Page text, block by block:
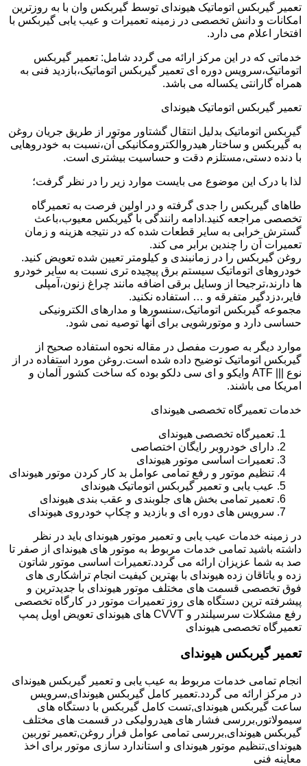
تعمیر گیربکس اتوماتیک هیوندای توسط گیربکس وان با به روزترین
امکانات و دانش تخصصی در زمینه تعمیرات و عیب یابی گیربکس با
افتخار اعلام می دارد.
خدماتی که در این مرکز ارائه می گردد شامل: تعمیر گیربکس
اتوماتیک،سرویس دوره ای تعمیر گیربکس اتوماتیک،بازدید فنی به
همراه گارانتی یکساله می باشد.
تعمیر گیربکس اتوماتیک هیوندای
گیربکس اتوماتیک بدلیل انتقال گشتاور موتور از طریق جریان روغن
به گیربکس و ساختار هیدروالکترومکانیکی آن،نسبت به خودروهایی
با دنده دستی،مستلزم دقت و حساسیت بیشتری است.
لذا با درک این موضوع می بایست موارد زیر را در نظر گرفت؛
طاهای گیربکس را جدی گرفته و در اولین فرصت به تعمیرگاه
تخصصی مراجعه کنید.ادامه رانندگی با گیربکس معیوب،باعث
گسترش خرابی به سایر قطعات شده که در نتیجه هزینه و زمان
تعمیرات آن را چندین برابر می کند.
روغن گیربکس را در زمانبندی و کیلومتر تعیین شده تعویض کنید.
خودروهای اتوماتیک سیستم برق پیچیده تری نسبت به سایر خودرو
ها دارند،ترجیحا از وسایل برقی اضافه مانند چراغ زنون،آمپلی
فایر،دزدگیر متفرقه و … استفاده نکنید.
مجموعه گیربکس اتوماتیک،سنسورها و مدارهای الکترونیکی
حساسی دارد و موتورشویی برای آنها توصیه نمی شود.
موارد دیگر به صورت مفصل در مقاله نحوه استفاده صحیح از
گیربکس اتوماتیک توضیح داده شده است.روغن مورد استفاده در از
نوع ||| ATF وایکو و ای سی دلکو بوده که ساخت کشور آلمان و
امریکا می باشند.
خدمات تعمیرگاه تخصصی هیوندای
تعمیرگاه تخصصی هیوندای
دارای خودروبر رایگان اختصاصی
تعمیرات اساسی موتور هیوندای
تنظیم موتور و رفع تمامی عوامل بد کار کردن موتور هیوندای
عیب یابی و تعمیر گیربکس اتوماتیک هیوندای
تعمیر تمامی بخش های جلوبندی و عقب بندی هیوندای
سرویس های دوره ای و بازدید و چکاپ خودروی هیوندای
در زمینه خدمات عیب یابی و تعمیر موتور هیوندای باید در نظر
داشته باشید تمامی خدمات مربوط به موتور های هیوندای از صفر تا
صد به شما عزیزان ارائه می گردد.تعمیرات اساسی موتور شاتون
زده و یاتاقان زده هیوندای با بهترین کیفیت انجام تراشکاری های
فوق تخصصی قسمت های مختلف موتور هیوندای با جدیدترین و
پیشرفته ترین دستگاه های روز تعمیرات موتور در کارگاه تخصصی
رفع مشکلات سرسیلندر و CVVT های هیوندای تعویض اویل پمپ
تعمیرگاه تخصصی هیوندای
تعمیر گیربکس هیوندای
انجام تمامی خدمات مربوط به عیب یابی و تعمیر گیربکس هیوندای
در مرکز ارائه می گردد.تعمیر کامل گیربکس هیوندای,سرویس
ساعت گیربکس هیوندای,تست کامل گیربکس با دستگاه های
سیمولاتور,بررسی فشار های هیدرولیکی در قسمت های مختلف
گیربکس هیوندای,بررسی تمامی عوامل فرار روغن,تعمیر توربین
هیوندای,تنظیم موتور هیوندای و استاندارد سازی موتور برای اخذ
معاینه فنی